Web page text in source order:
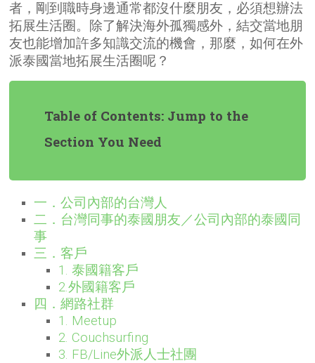
者，剛到職時身邊通常都沒什麼朋友，必須想辦法
拓展生活圈。除了解決海外孤獨感外，結交當地朋
友也能增加許多知識交流的機會，那麼，如何在外
派泰國當地拓展生活圈呢？
Table of Contents: Jump to the
Section You Need
一．公司內部的台灣人
二．台灣同事的泰國朋友／公司內部的泰國同
事
三．客戶
1. 泰國籍客戶
2.外國籍客戶
四．網路社群
1. Meetup
2. Couchsurfing
3. FB/Line外派人士社團